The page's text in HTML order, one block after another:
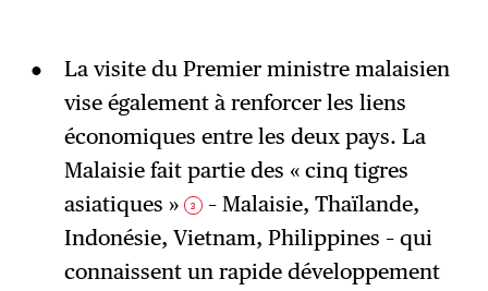
La visite du Premier ministre malaisien
vise également à renforcer les liens
économiques entre les deux pays. La
Malaisie fait partie des « cinq tigres
asiatiques »
3 – Malaisie, Thaïlande,
Indonésie, Vietnam, Philippines – qui
connaissent un rapide développement